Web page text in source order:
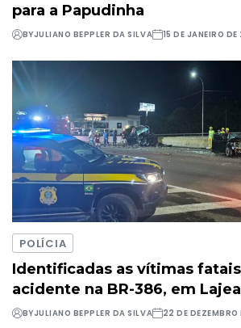
para a Papudinha
BYJULIANO BEPPLER DA SILVA 15 DE JANEIRO
POLÍCIA
Identificadas as vítimas
acidente na BR-386, em
BYJULIANO BEPPLER DA SILVA 22 DE